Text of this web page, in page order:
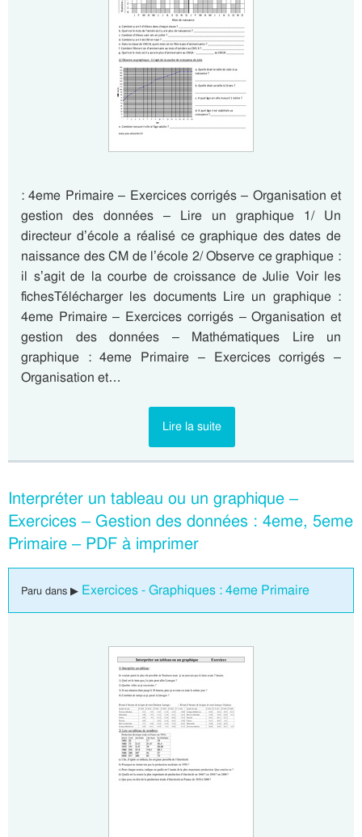
: 4eme Primaire – Exercices corrigés – Organisation et
gestion des données – Lire un graphique 1/ Un
directeur d’école a réalisé ce graphique des dates de
naissance des CM de l’école 2/ Observe ce graphique :
il s’agit de la courbe de croissance de Julie Voir les
fichesTélécharger les documents Lire un graphique :
4eme Primaire – Exercices corrigés – Organisation et
gestion des données – Mathématiques Lire un
graphique : 4eme Primaire – Exercices corrigés –
Organisation et…
Lire la suite
Interpréter un tableau ou un graphique –
Exercices – Gestion des données : 4eme, 5eme
Primaire – PDF à imprimer
Paru dans ▶ Exercices - Graphiques : 4eme Primaire